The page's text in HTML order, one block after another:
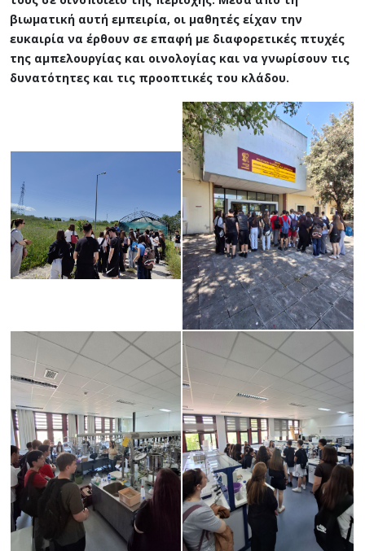
βιωματική αυτή εμπειρία, οι μαθητές είχαν την
ευκαιρία να έρθουν σε επαφή με διαφορετικές πτυχές
της αμπελουργίας και οινολογίας και να γνωρίσουν τις
δυνατότητες και τις προοπτικές του κλάδου.